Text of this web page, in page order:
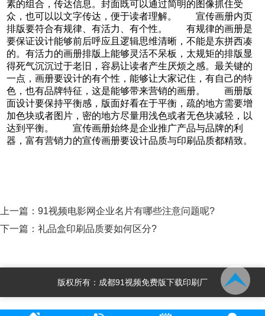
素的组合，传达信息。封面既可以通过简明的图像抓住受
众，也可以以文字传达，便于读者理解。 宣传画册内页
排版要符合有规律、有活力、有个性。 有规律的画册是
要保证设计能够前后呼应且逻辑思维清晰，不能是东拼西凑
的。有活力的画册排版上能够灵活不呆板，太规矩的排版显
得死气沉沉过于老旧，容易让读者产生厌烦之感。最关键的
一点，画册要设计的有个性，能够让大家记住，有自己的特
色，也有品牌特征，这是能够带来营销的画册。 画册版
面设计要保持平衡感，版面好看在于平衡，疏的地方需要增
加色块或者图片，密的地方尽量用浅色或者无色块减轻，以
达到平衡。 宣传画册始终是企业推广产品与品牌的利
器，富有营销力的宣传画册要设计品质与印刷品质都精致。
上一篇： 91视频电影网企业名片有哪些注意问题呢?
下一篇： 礼品盒印刷品质要如何区分?
版权所有：成都91视频免费版下载印刷厂